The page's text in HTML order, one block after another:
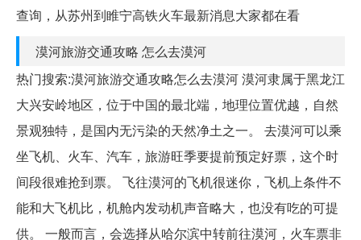
查询，从苏州到睢宁高铁火车最新消息大家都在看
漠河旅游交通攻略 怎么去漠河
热门搜索:漠河旅游交通攻略怎么去漠河 漠河隶属于黑龙江
大兴安岭地区，位于中国的最北端，地理位置优越，自然
景观独特，是国内无污染的天然净土之一。 去漠河可以乘
坐飞机、火车、汽车，旅游旺季要提前预定好票，这个时
间段很难抢到票。 飞往漠河的飞机很迷你，飞机上条件不
能和大飞机比，机舱内发动机声音略大，也没有吃的可提
供。 一般而言，会选择从哈尔滨中转前往漠河，火车票非